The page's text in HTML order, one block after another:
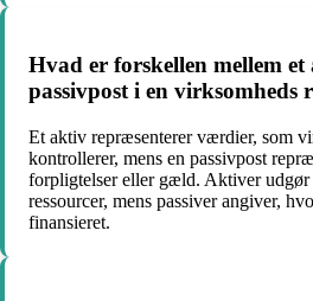
Hvad er forskellen mellem et
passivpost i en virksomheds
Et aktiv repræsenterer værdier, som
kontrollerer, mens en passivpost
forpligtelser eller gæld. Aktiver udgør
ressourcer, mens passiver angiver,
finansieret.